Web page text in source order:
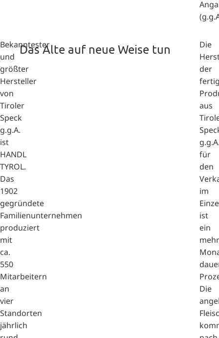
Bekanntester
und
größter
Hersteller
von
Tiroler
Speck
g.g.A.
ist
HANDL
TYROL.
Das
1902
gegründete
Familienunternehmen
produziert
mit
ca.
550
Mitarbeitern
an
vier
Standorten
jährlich
Das Alte auf neue Weise tun
Die
der
aus
für
den
im
ist
ein
Die